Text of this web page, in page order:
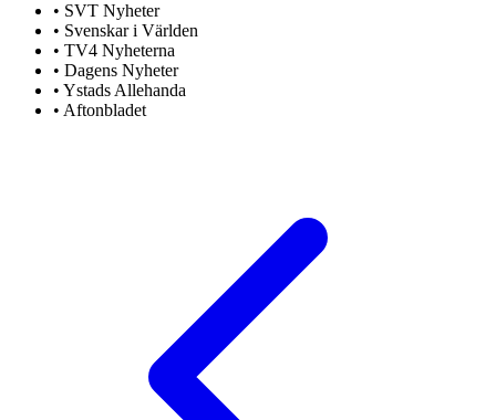
• SVT Nyheter
• Svenskar i Världen
• TV4 Nyheterna
• Dagens Nyheter
• Ystads Allehanda
• Aftonbladet